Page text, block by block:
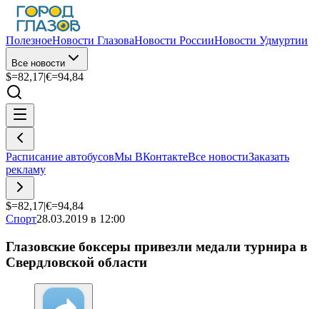
ПолезноеНовости ГлазоваНовости РоссииНовости Удмуртии
Все новости
$=82,17|€=94,84
Расписание автобусовМы ВКонтактеВсе новостиЗаказать
рекламу
$=82,17|€=94,84
Спорт28.03.2019 в 12:00
Глазовские боксеры привезли медали турнира в
Свердловской области